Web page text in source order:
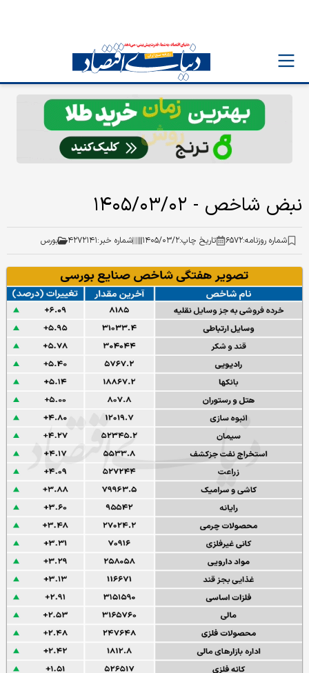
نبض شاخص - ۱۴۰۵/۰۳/۰۲
شماره روزنامه:۶۵۷۲ تاریخ چاپ:۱۴۰۵/۰۳/۲ شماره خبر:۴۲۷۲۱۴۱ بورس